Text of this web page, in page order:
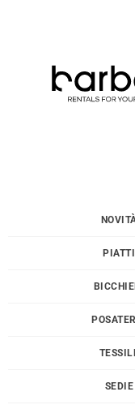
contenuto
PIATTI
SEDIE